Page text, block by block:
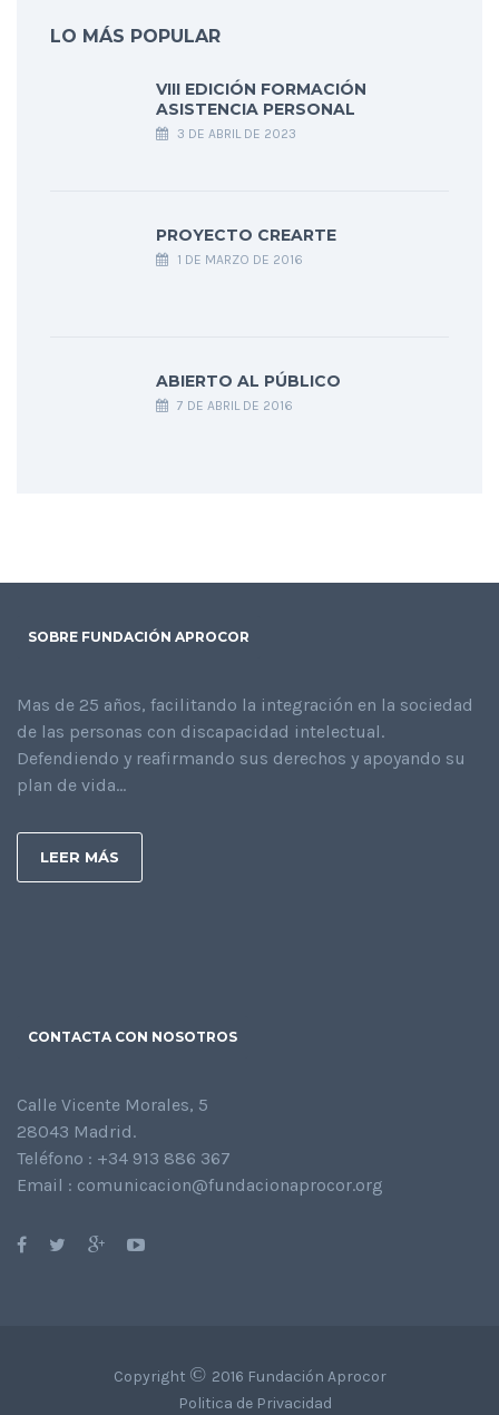
LO MÁS POPULAR
VIII EDICIÓN FORMACIÓN
ASISTENCIA PERSONAL
3 DE ABRIL DE 2023
PROYECTO CREARTE
1 DE MARZO DE 2016
ABIERTO AL PÚBLICO
7 DE ABRIL DE 2016
SOBRE FUNDACIÓN APROCOR
Mas de 25 años, facilitando la integración en la sociedad
de las personas con discapacidad intelectual.
Defendiendo y reafirmando sus derechos y apoyando su
plan de vida...
LEER MÁS
CONTACTA CON NOSOTROS
Calle Vicente Morales, 5
28043 Madrid.
Teléfono : +34 913 886 367
Email : comunicacion@fundacionaprocor.org
Copyright © 2016 Fundación Aprocor
Politica de Privacidad